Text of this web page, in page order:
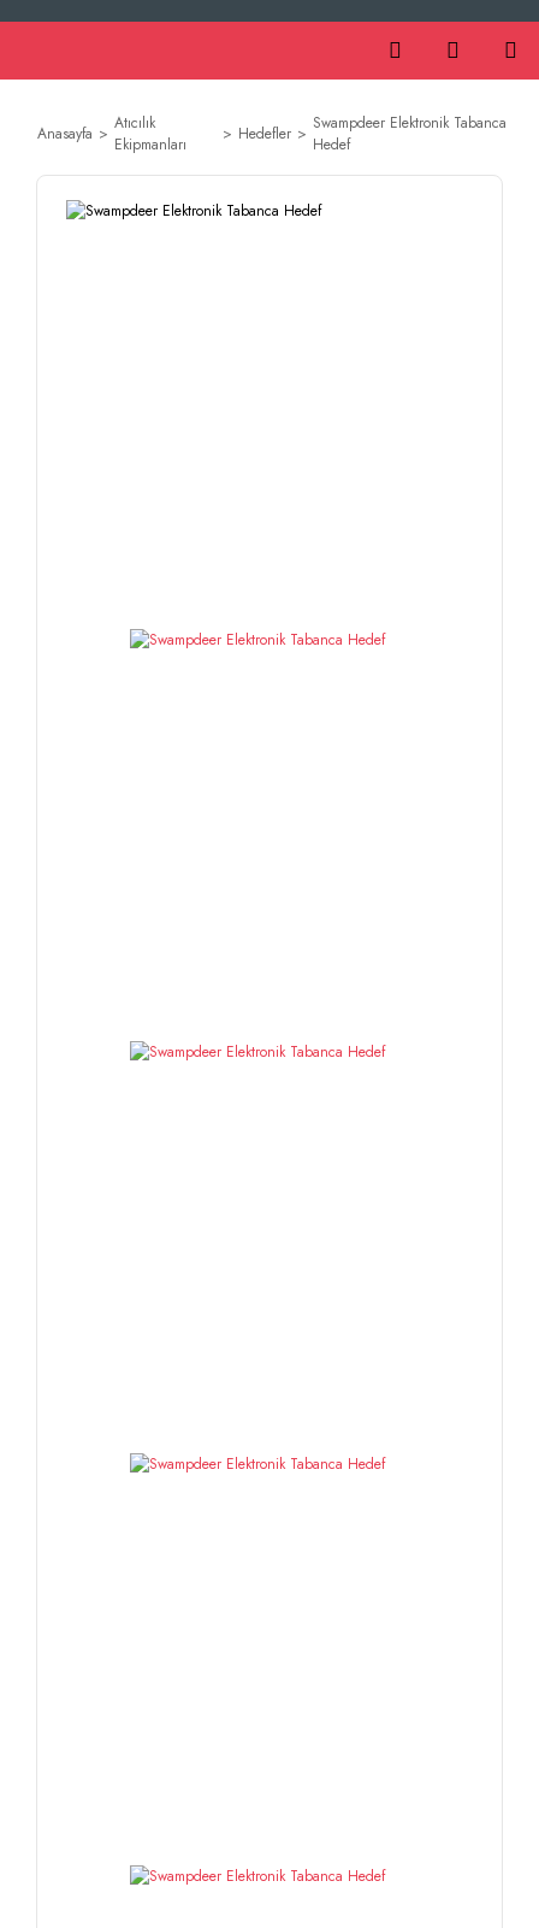
Anasayfa
Atıcılık
Ekipmanları
Hedefler
Swampdeer Elektronik Tabanca
Hedef